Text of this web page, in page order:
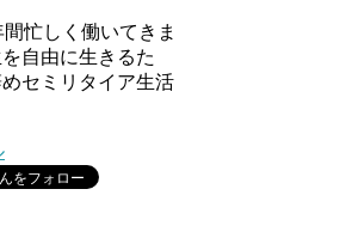
忙しく働いてきま
自由に生きるた
セミリタイア生活